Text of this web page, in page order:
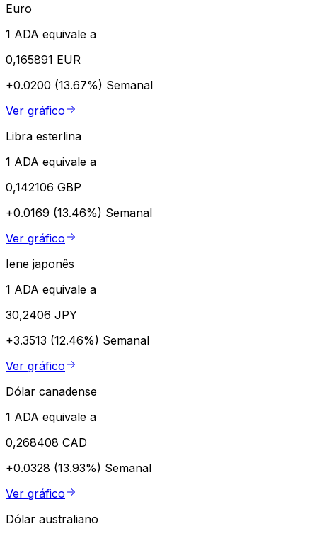
Euro
1 ADA equivale a
0,165891 EUR
+0.0200 (13.67%) Semanal
Ver gráfico
Libra esterlina
1 ADA equivale a
0,142106 GBP
+0.0169 (13.46%) Semanal
Ver gráfico
Iene japonês
1 ADA equivale a
30,2406 JPY
+3.3513 (12.46%) Semanal
Ver gráfico
Dólar canadense
1 ADA equivale a
0,268408 CAD
+0.0328 (13.93%) Semanal
Ver gráfico
Dólar australiano